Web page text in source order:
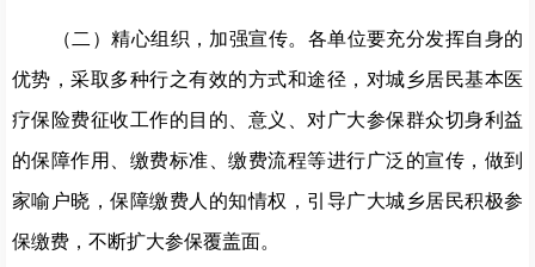
（二）精心组织，加强宣传。 各单位要充分发挥自身的
优势，采取多种行之有效的方式和途径，对城乡居民基本医
疗保险费征收工作的目的、意义、 对广大参保群众切身利益
的保障作用、 缴费标准、缴费流程等进行广泛的宣传，做到
家喻户晓，保障缴费人的知情权，引导广大城乡居民积极参
保缴费，不断扩大参保覆盖面。